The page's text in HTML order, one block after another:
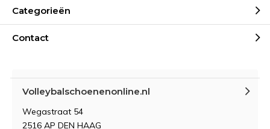
Categorieën
Contact
Volleybalschoenenonline.nl
Wegastraat 54
2516 AP DEN HAAG